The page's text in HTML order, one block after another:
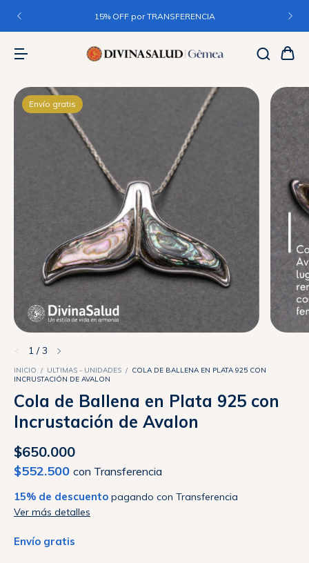
15% OFF por TRANSFERENCIA
Envío gratis
1 /3
INICIO / ULTIMAS - UNIDADES / COLA DE BALLENA EN PLATA 925 CON
INCRUSTACIÓN DE AVALON
Cola de Ballena en Plata 925 con
Incrustación de Avalon
$650.000
$552.500 con Transferencia
15% de descuento pagando con Transferencia
Ver más detalles
Envío gratis